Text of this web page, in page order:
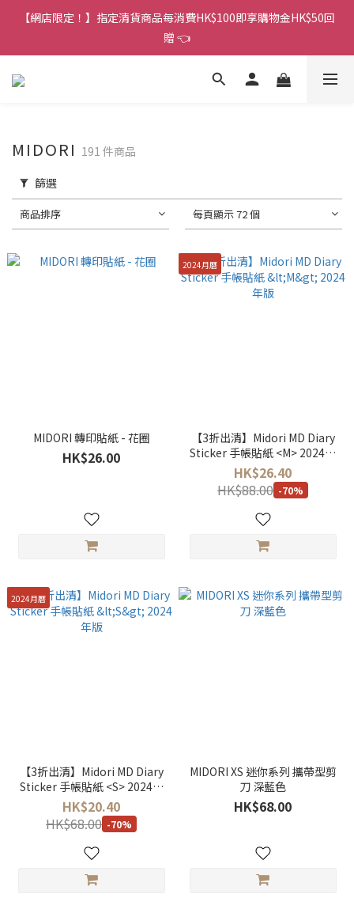
香港訂單金額滿HK$150包平郵｜滿HK$299包易寄取｜滿HK$499
包順豐／京東
【網店限定！】指定清貨商品每消費HK$100即享購物金HK$50回
贈 👈
香港訂單金額滿HK$150包平郵｜滿HK$299包易寄取｜滿HK$499
MIDORI 191 件商品
篩選
商品排序 每頁顯示 72 個
MIDORI 轉印貼紙 - 花圈
HK$26.00
2024月曆
【3折出清】Midori MD Diary
Sticker 手帳貼紙 <M> 2024年
版
HK$26.40
HK$88.00 -70%
2024月曆
【3折出清】Midori MD Diary
Sticker 手帳貼紙 <S> 2024年
版
HK$20.40
HK$68.00 -70%
MIDORI XS 迷你系列 攜帶型剪
刀 深藍色
HK$68.00